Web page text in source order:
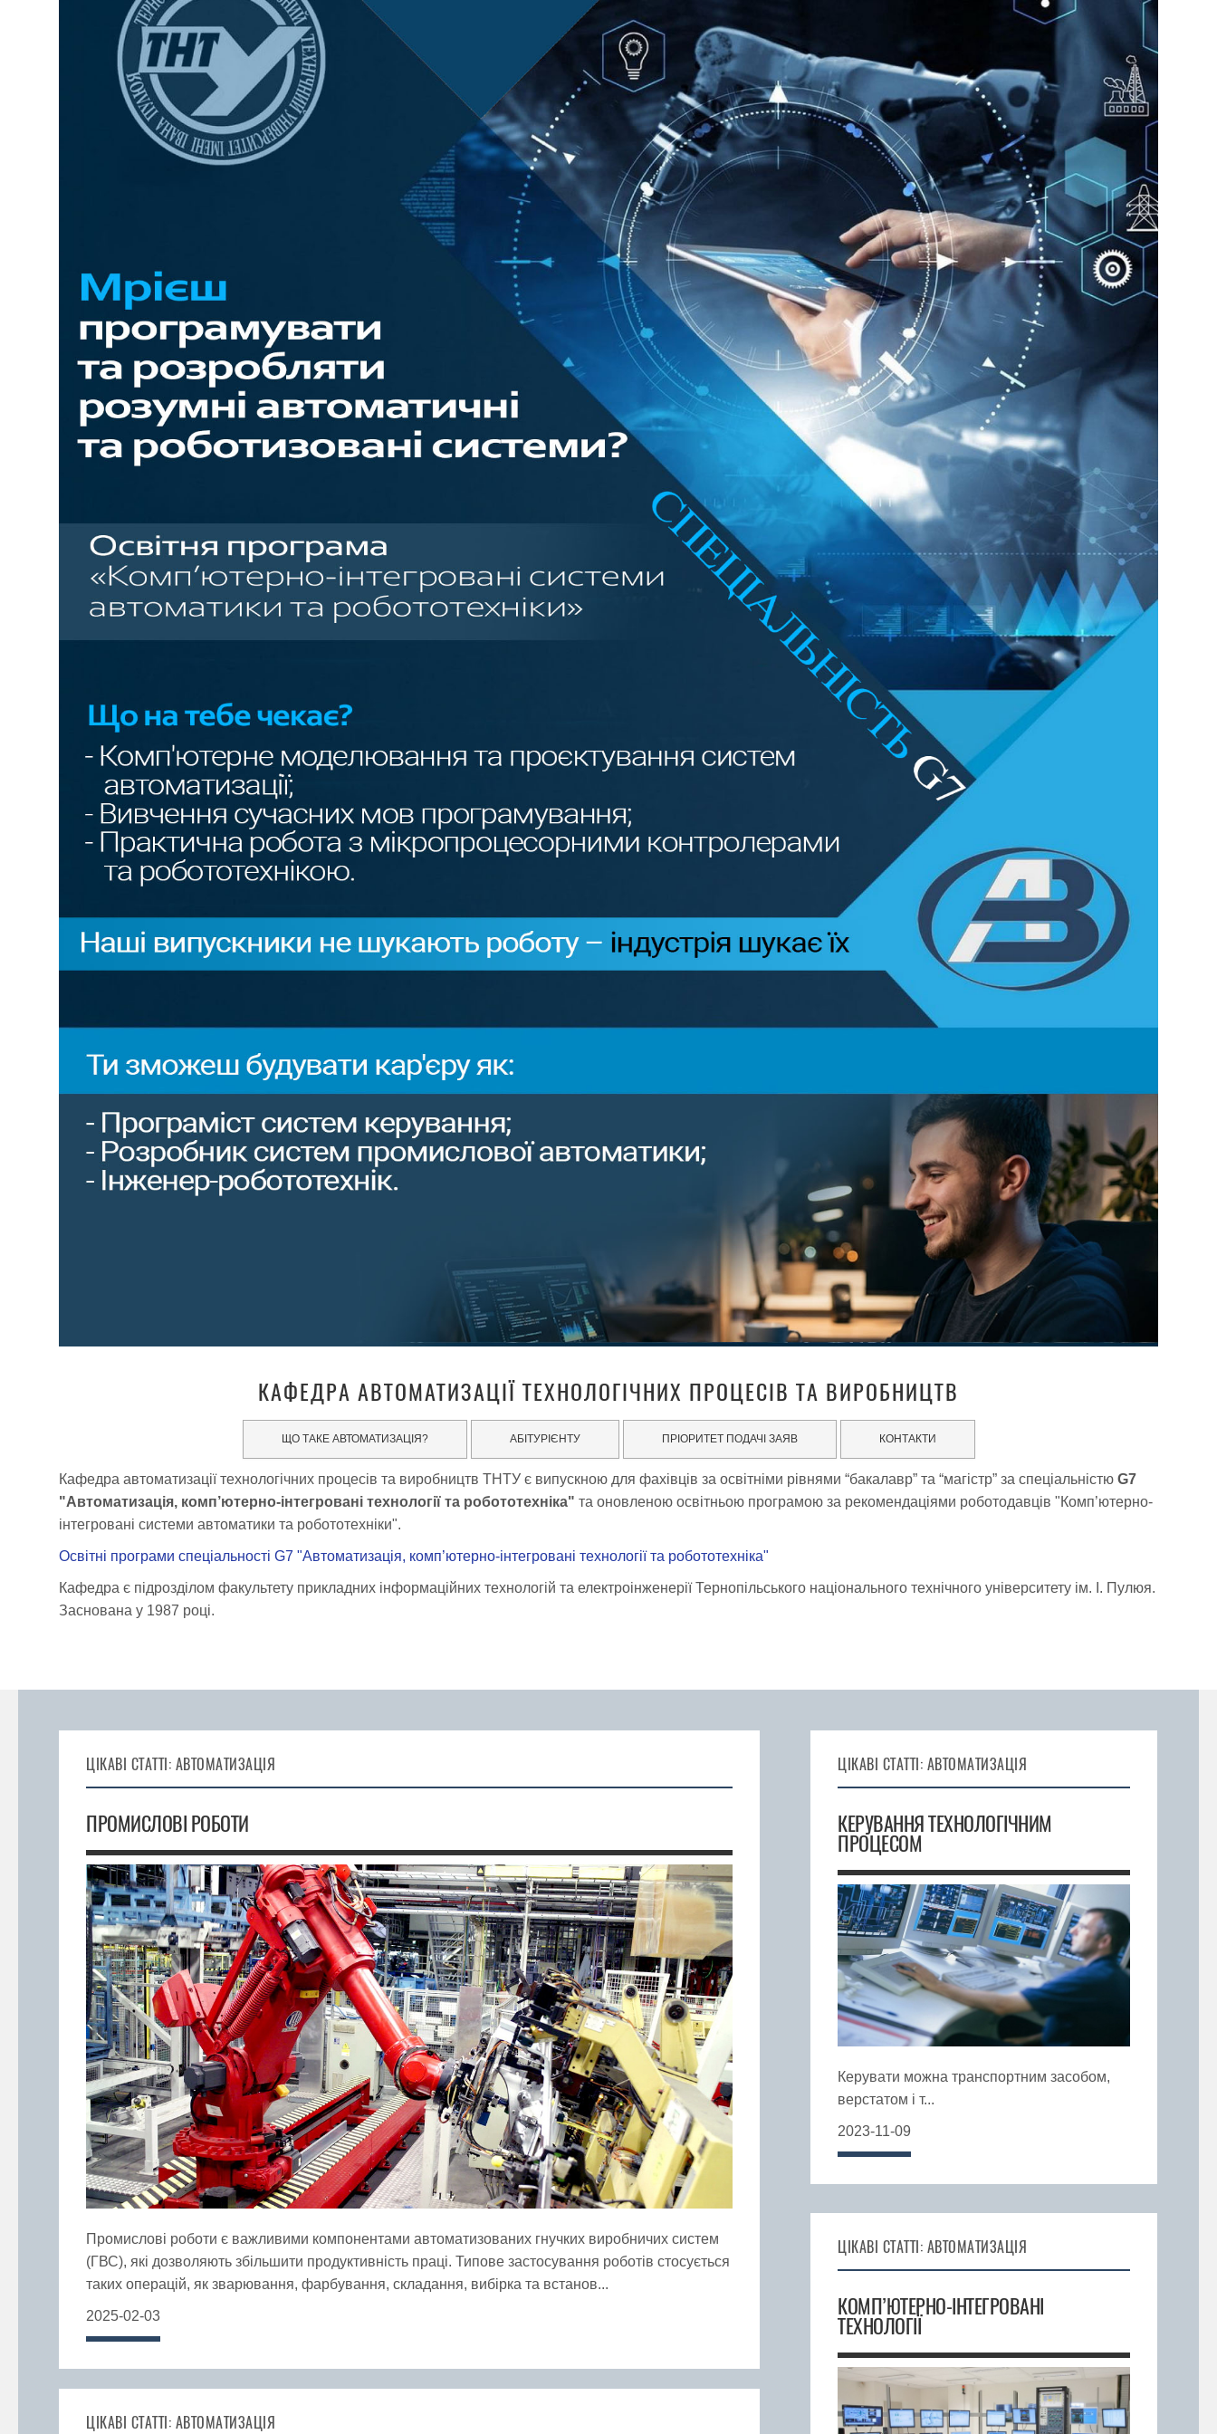
КАФЕДРА АВТОМАТИЗАЦІЇ ТЕХНОЛОГІЧНИХ ПРОЦЕСІВ ТА ВИРОБНИЦТВ
ЩО ТАКЕ АВТОМАТИЗАЦІЯ? АБІТУРІЄНТУ ПРІОРИТЕТ ПОДАЧІ ЗАЯВ КОНТАКТИ
Кафедра автоматизації технологічних процесів та виробництв ТНТУ є випускною для фахівців за освітніми рівнями “бакалавр” та “магістр” за спеціальністюG7
"Автоматизація, комп’ютерно-інтегровані технології та робототехніка" та оновленою освітньою програмою за рекомендаціями роботодавців "Комп’ютерно-
інтегровані системи автоматики та робототехніки".
Освітні програми спеціальності G7 "Автоматизація, комп’ютерно-інтегровані технології та робототехніка"
Кафедра є підрозділом факультету прикладних інформаційних технологій та електроінженерії Тернопільського національного технічного університету ім. І. Пулюя.
Заснована у 1987 році.
ЦІКАВІ СТАТТІ: АВТОМАТИЗАЦІЯ
ПРОМИСЛОВІ РОБОТИ
Промислові роботи є важливими компонентами автоматизованих гнучких виробничих систем
(ГВС), які дозволяють збільшити продуктивність праці. Типове застосування роботів стосується
таких операцій, як зварювання, фарбування, складання, вибірка та встанов...
2025-02-03
ЦІКАВІ СТАТТІ: АВТОМАТИЗАЦІЯ
ЦІКАВІ СТАТТІ: АВТОМАТИЗАЦІЯ
КЕРУВАННЯ ТЕХНОЛОГІЧНИМ
ПРОЦЕСОМ
Керувати можна транспортним засобом,
верстатом і т...
2023-11-09
ЦІКАВІ СТАТТІ: АВТОМАТИЗАЦІЯ
КОМП’ЮТЕРНО-ІНТЕГРОВАНІ
ТЕХНОЛОГІЇ